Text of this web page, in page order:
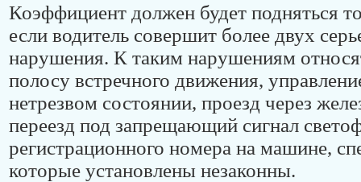
Коэффициент должен будет подняться
если водитель совершит более двух
нарушения. К таким нарушениям
полосу встречного движения,
нетрезвом состоянии, проезд через
переезд под запрещающий сигнал
регистрационного номера на машине,
которые установлены незаконны.